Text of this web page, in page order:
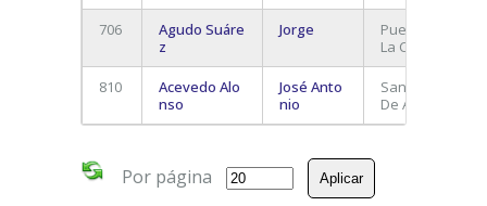
706
Agudo Suáre
z
Jorge
Puerto De
La Cruz
810
Acevedo Alo
nso
José Anto
nio
San Miguel
De Abona
Por página